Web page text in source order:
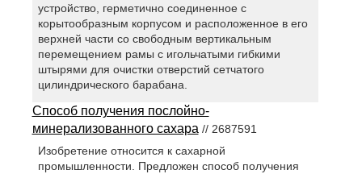
устройство, герметично соединенное с
корытообразным корпусом и расположенное в его
верхней части со свободным вертикальным
перемещением рамы с игольчатыми гибкими
штырями для очистки отверстий сетчатого
цилиндрического барабана.
Способ получения послойно-
минерализованного сахара // 2687591
Изобретение относится к сахарной
промышленности. Предложен способ получения